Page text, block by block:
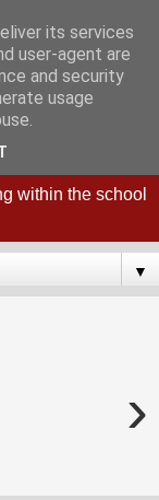
Viana
within the school
▼
›
its services
user-agent are
and security
usage